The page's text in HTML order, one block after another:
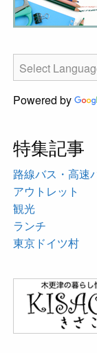
Powered by
特集記事
路線バス・高速
アウトレット
観光
ランチ
東京ドイツ村